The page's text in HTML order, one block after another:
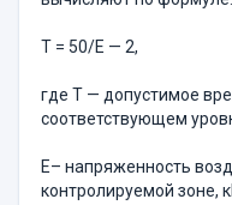
Т = 50/Е — 2,
где Т — допустимое
соответствующем
Е– напряженность
контролируемой зоне,